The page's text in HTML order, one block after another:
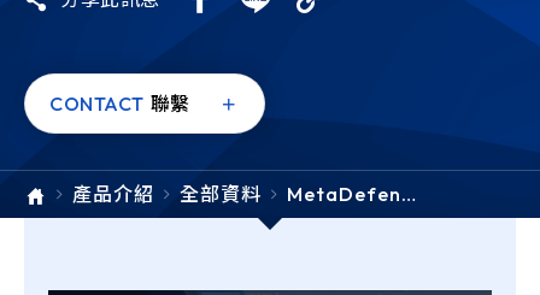
CONTACT 聯繫
產品介紹 全部資料
MetaDefend
er Email Sec